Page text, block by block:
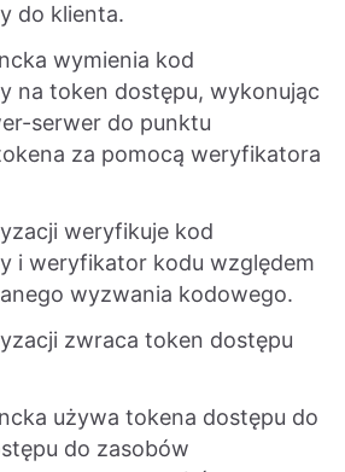
do klienta.
wymienia kod
na token dostępu, wykonując
serwer do punktu
za pomocą weryfikatora
weryfikuje kod
i weryfikator kodu względem
wyzwania kodowego.
zwraca token dostępu
używa tokena dostępu do
do zasobów